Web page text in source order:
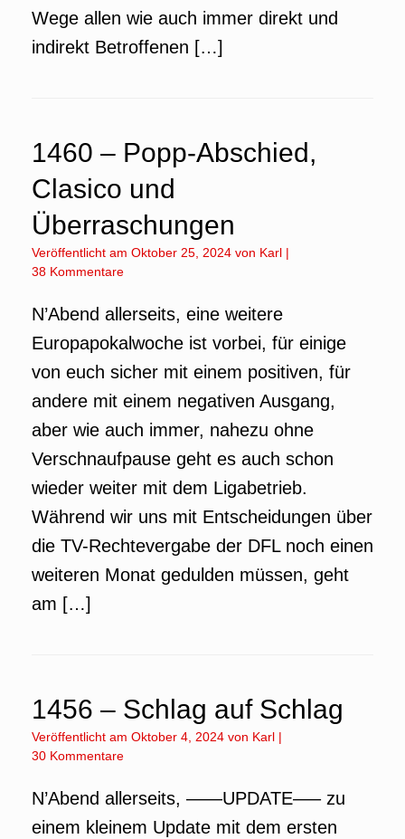
Wege allen wie auch immer direkt und
indirekt Betroffenen […]
1460 – Popp-Abschied,
Clasico und
Überraschungen
Veröffentlicht am Oktober 25, 2024 von Karl |
38 Kommentare
N’Abend allerseits, eine weitere
Europapokalwoche ist vorbei, für einige
von euch sicher mit einem positiven, für
andere mit einem negativen Ausgang,
aber wie auch immer, nahezu ohne
Verschnaufpause geht es auch schon
wieder weiter mit dem Ligabetrieb.
Während wir uns mit Entscheidungen über
die TV-Rechtevergabe der DFL noch einen
weiteren Monat gedulden müssen, geht
am […]
1456 – Schlag auf Schlag
Veröffentlicht am Oktober 4, 2024 von Karl |
30 Kommentare
N’Abend allerseits, ——UPDATE—– zu
einem kleinem Update mit dem ersten